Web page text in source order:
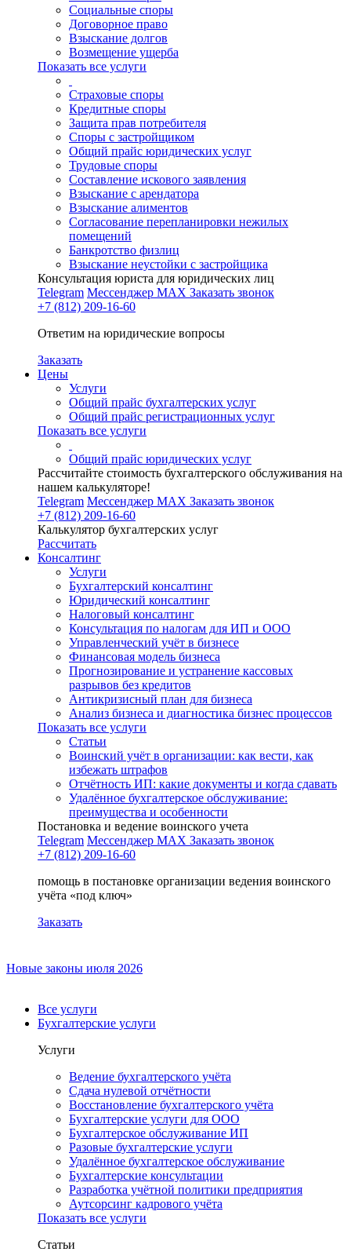
Социальные споры
Договорное право
Взыскание долгов
Возмещение ущерба
Показать все услуги
Страховые споры
Кредитные споры
Защита прав потребителя
Споры с застройщиком
Общий прайс юридических услуг
Трудовые споры
Составление искового заявления
Взыскание с арендатора
Взыскание алиментов
Cогласование перепланировки нежилых
помещений
Банкротство физлиц
Взыскание неустойки с застройщика
Консультация юриста для юридических лиц
Telegram Мессенджер MAX Заказать звонок
+7 (812) 209-16-60
Ответим на юридические вопросы
Заказать
Цены
Услуги
Общий прайс бухгалтерских услуг
Общий прайс регистрационных услуг
Показать все услуги
Общий прайс юридических услуг
Рассчитайте стоимость бухгалтерского обслуживания на
нашем калькуляторе!
Telegram Мессенджер MAX Заказать звонок
+7 (812) 209-16-60
Калькулятор бухгалтерских услуг
Рассчитать
Консалтинг
Услуги
Бухгалтерский консалтинг
Юридический консалтинг
Налоговый консалтинг
Консультация по налогам для ИП и ООО
Управленческий учёт в бизнесе
Финансовая модель бизнеса
Прогнозирование и устранение кассовых
разрывов без кредитов
Антикризисный план для бизнеса
Анализ бизнеса и диагностика бизнес процессов
Показать все услуги
Статьи
Воинский учёт в организации: как вести, как
избежать штрафов
Отчётность ИП: какие документы и когда сдавать
Удалённое бухгалтерское обслуживание:
преимущества и особенности
Постановка и ведение воинского учета
Telegram Мессенджер MAX Заказать звонок
+7 (812) 209-16-60
помощь в постановке организации ведения воинского
учёта «под ключ»
Заказать
Новые законы июля 2026
Все услуги
Бухгалтерские услуги
Услуги
Ведение бухгалтерского учёта
Сдача нулевой отчётности
Восстановление бухгалтерского учёта
Бухгалтерские услуги для ООО
Бухгалтерское обслуживание ИП
Разовые бухгалтерские услуги
Удалённое бухгалтерское обслуживание
Бухгалтерские консультации
Разработка учётной политики предприятия
Аутсорсинг кадрового учёта
Показать все услуги
Статьи